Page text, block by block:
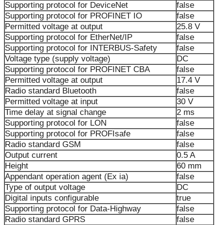
Supporting protocol for DeviceNet
false
Supporting protocol for PROFINET IO
false
Permitted voltage at output
25.8 V
Supporting protocol for EtherNet/IP
false
Supporting protocol for INTERBUS-Safety
false
Voltage type (supply voltage)
DC
Supporting protocol for PROFINET CBA
false
Permitted voltage at output
17.4 V
Radio standard Bluetooth
false
Permitted voltage at input
30 V
Time delay at signal change
2 ms
Supporting protocol for LON
false
Supporting protocol for PROFIsafe
false
Radio standard GSM
false
Output current
0.5 A
Height
60 mm
Appendant operation agent (Ex ia)
false
Type of output voltage
DC
Digital inputs configurable
true
Supporting protocol for Data-Highway
false
Radio standard GPRS
false